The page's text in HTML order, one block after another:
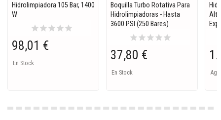
Hidrolimpiadora 105 Bar, 1400
W
starstarstarstarstar
98,01 €
En Stock
Boquilla Turbo Rotativa Para
Hidrolimpiadoras - Hasta
3600 PSI (250 Bares)
starstarstarstarstar
37,80 €
En Stock